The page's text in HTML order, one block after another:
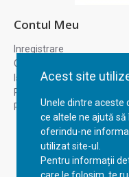
Acest site
Unele dintre aceste
ce altele ne ajută
oferindu-ne
utilizat site-ul.
Pentru informații
Contul Meu
Inregistrare
Contul meu
Istoric comenzi
Recuperare parola
Returnare produs